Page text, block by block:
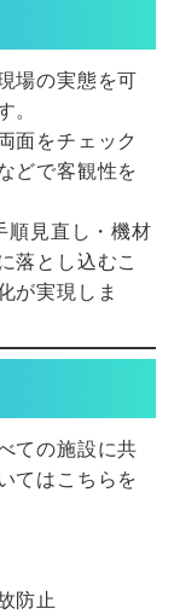
場の実態を可
。
面をチェック
どで客観性を
順見直し・機材
落とし込むこ
が実現しま
ての施設に共
てはこちらを
防止